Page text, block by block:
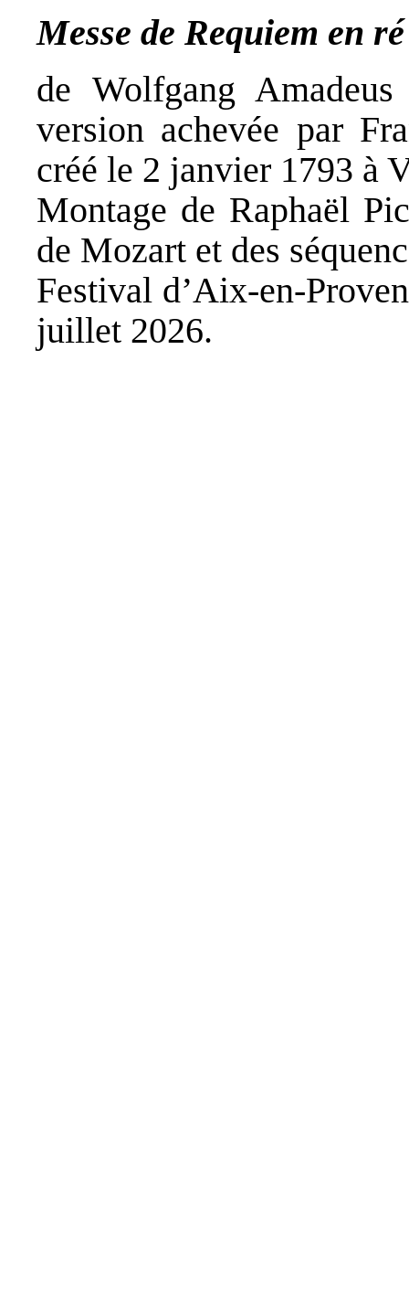
Messe de Requiem en
de Wolfgang
version achevée par
créé le 2 janvier 1793 à
Montage de Raphaël
de Mozart et des
Festival d’Aix-en-
juillet 2026.